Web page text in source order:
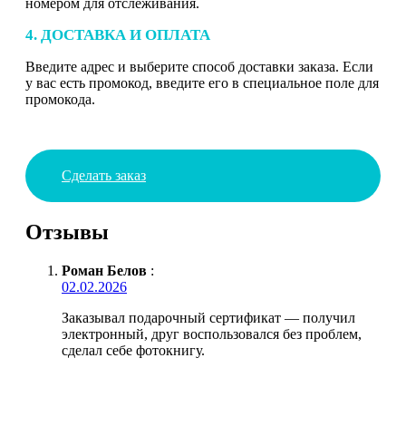
4. ДОСТАВКА И ОПЛАТА
Введите адрес и выберите способ доставки заказа. Если
у вас есть промокод, введите его в специальное поле для
промокода.
Сделать заказ
Отзывы
Роман Белов :
02.02.2026
Заказывал подарочный сертификат — получил
электронный, друг воспользовался без проблем,
сделал себе фотокнигу.